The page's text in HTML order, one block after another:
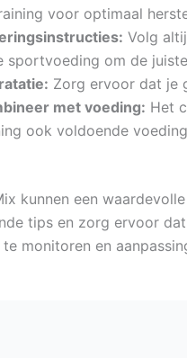
voor optimaal
Volg
sportvoeding om de
Zorg ervoor dat je
met voeding: Het
ook voldoende
kunnen een
tips en zorg ervoor
monitoren en